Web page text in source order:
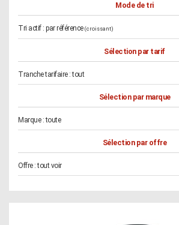
Mode de tri
Tri actif : par référence (croissant)
Sélection par tarif
Tranche tarifaire :tout
Sélection par marque
Marque :toute
Sélection par offre
Offre :tout voir